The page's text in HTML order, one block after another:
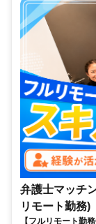
弁護士マッチ
リモート勤務)
【フルリモート勤